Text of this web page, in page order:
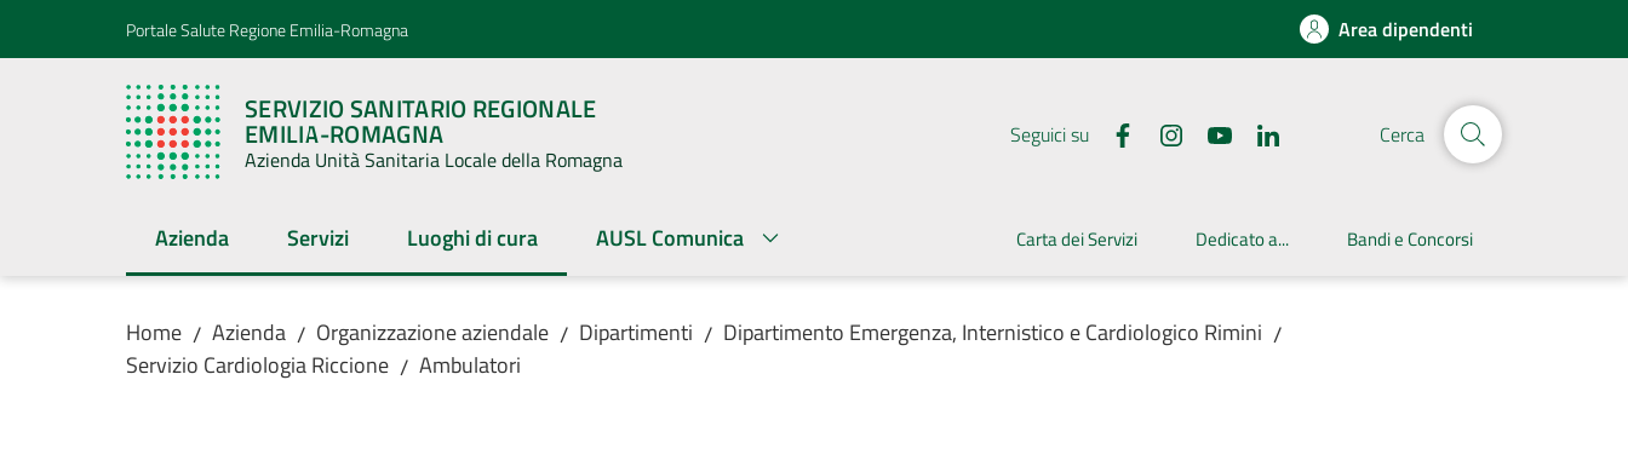
Vai al contenuto
Vai alla navigazionePortale Salute Regione Emilia-Romagna Area dipendenti
SERVIZIO SANITARIO REGIONALE
EMILIA-ROMAGNA
Azienda Unità Sanitaria Locale della Romagna
Seguici su Cerca
Azienda
Menu selezionatoServizi
Menu selezionatoLuoghi di cura
Menu selezionato AUSL Comunica Carta dei Servizi Dedicato a... Bandi e Concorsi
Home / Azienda / Organizzazione aziendale / Dipartimenti / Dipartimento Emergenza, Internistico e Cardiologico Rimini /
Servizio Cardiologia Riccione / Ambulatori